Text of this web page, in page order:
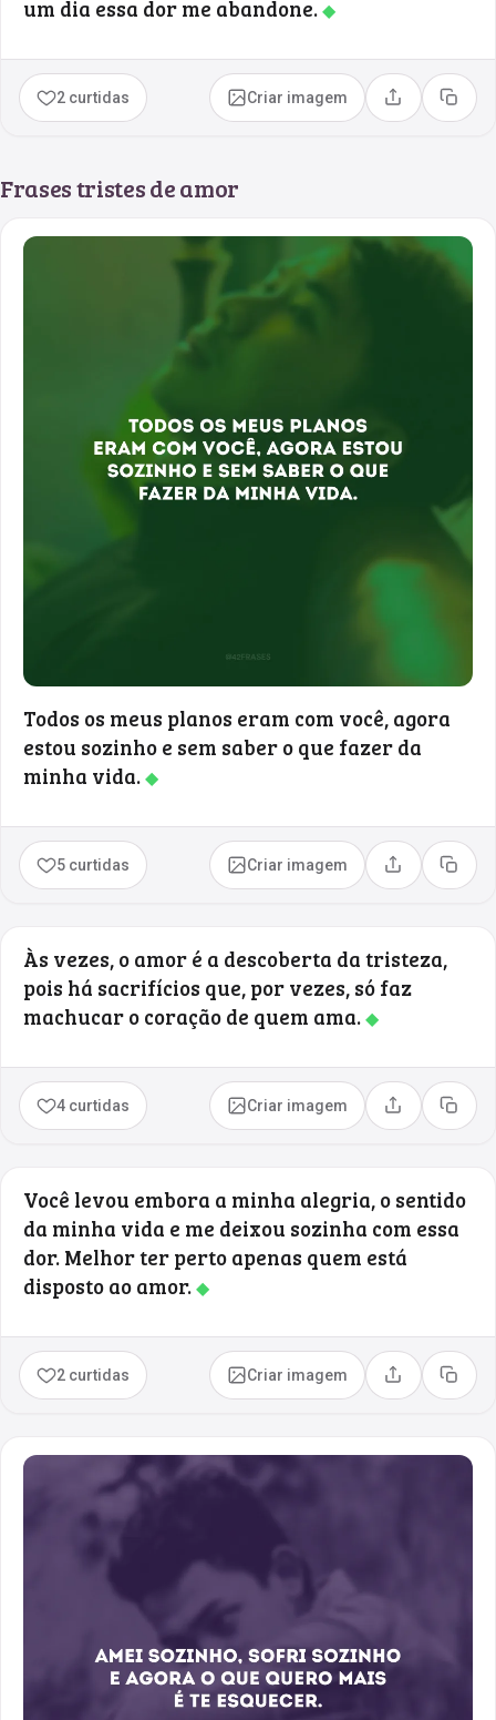
um dia essa dor me abandone.◆
2 curtidas Criar imagem Compartilhar
Copiar
Frases tristes de amor
Todos os meus planos eram com você, agora
estou sozinho e sem saber o que fazer da
minha vida.◆
5 curtidas Criar imagem Compartilhar
Copiar
Às vezes, o amor é a descoberta da tristeza,
pois há sacrifícios que, por vezes, só faz
machucar o coração de quem ama.◆
4 curtidas Criar imagem Compartilhar
Copiar
Você levou embora a minha alegria, o sentido
da minha vida e me deixou sozinha com essa
dor. Melhor ter perto apenas quem está
disposto ao amor.◆
2 curtidas Criar imagem Compartilhar
Copiar